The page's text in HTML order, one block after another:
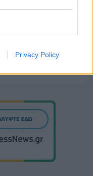
Privacy Policy